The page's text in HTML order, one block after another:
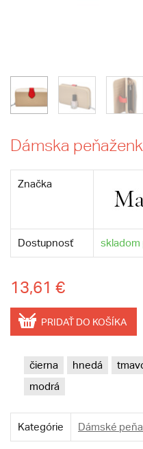
Dámska
Značka
Dostupnosť skladom
13,61 €
PRIDAŤ DO KOŠÍKA
čierna hnedá
modrá
Kategórie Dámské